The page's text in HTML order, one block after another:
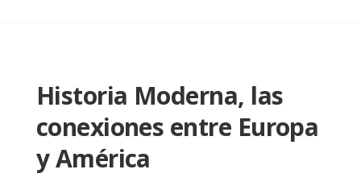
Historia Moderna, las
conexiones entre Europa
y América